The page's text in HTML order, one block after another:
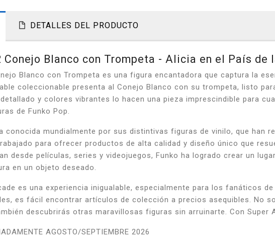
DETALLES DEL PRODUCTO
Conejo Blanco con Trompeta - Alicia en el País de
Blanco con Trompeta es una figura encantadora que captura la
coleccionable presenta al Conejo Blanco con su trompeta, listo
y colores vibrantes lo hacen una pieza imprescindible para
de Funko Pop.
conocida mundialmente por sus distintivas figuras de vinilo, que han
para ofrecer productos de alta calidad y diseño único que
desde películas, series y videojuegos, Funko ha logrado crear un
en un objeto deseado.
es una experiencia inigualable, especialmente para los fanáticos
es fácil encontrar artículos de colección a precios asequibles. No
descubrirás otras maravillosas figuras sin arruinarte. Con
AGOSTO/SEPTIEMBRE 2026